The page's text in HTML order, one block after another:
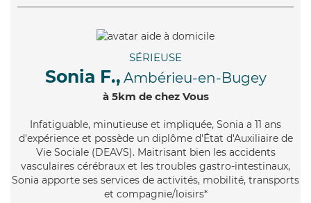
SÉRIEUSE
Sonia F., Ambérieu-en-Bugey
à 5km de chez Vous
Infatiguable, minutieuse et impliquée, Sonia a 11 ans
d'expérience et possède un diplôme d'État d'Auxiliaire de
Vie Sociale (DEAVS). Maitrisant bien les accidents
vasculaires cérébraux et les troubles gastro-intestinaux,
Sonia apporte ses services de activités, mobilité, transports
et compagnie/loisirs*